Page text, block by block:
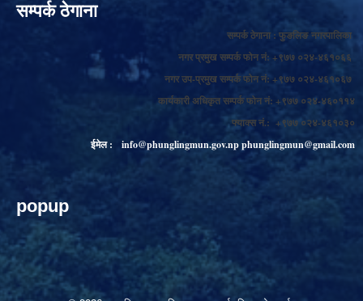
सम्पर्क ठेगाना
सम्पर्क ठेगाना : फुङलिङ नगरपालिका
नगर प्रमुख सम्पर्क फोन नं: +९७७ ०२४-४६१०६६
नगर उप-प्रमुख सम्पर्क फोन नं: +९७७ ०२४-४६१०६७
कार्यकारी अधिकृत सम्पर्क फोन नं: +९७७ ०२४-४६०११४
फ्याक्स नं.: +९७७ ०२४-४६१०३०
ईमेल :
info@phunglingmun.gov.npphunglingmun@gmail.com
popup